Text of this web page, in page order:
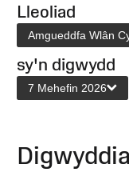
Lleoliad
Amgueddfa Wlân
sy'n digwydd
7 Mehefin 2026